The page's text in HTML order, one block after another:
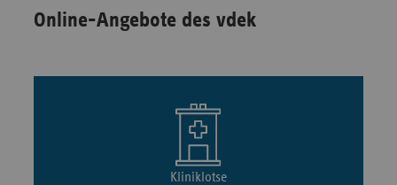
Online-Angebote des vdek
Kliniklotse